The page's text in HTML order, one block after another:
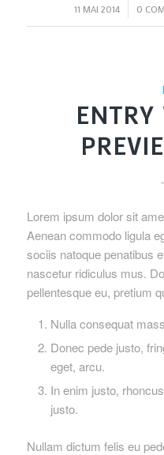
11 MAI 2014
/ 0
Lorem ipsum dolor sit
Aenean commodo ligula
sociis natoque penatibus
nascetur ridiculus mus.
pellentesque eu, pretium
Nulla consequat
Donec pede justo,
eget, arcu.
In enim justo,
justo.
Nullam dictum felis eu